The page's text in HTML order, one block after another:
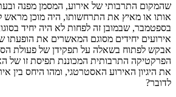
שהמקום התרבותי של אירוע, המסמן מפנה
בספטמבר, שבמובן זה לפחות לא היה יחיד
אירועים יחידים מסוגם המאשרים את הופעתו
אבקש לפתוח בשאלה על תפקידן של פעולת
הפרקטיקה התרבותית המכוננת תפיסת זו של
את היגיון האירוע האסטרטגי, ומהו היחס בין
לדובר?